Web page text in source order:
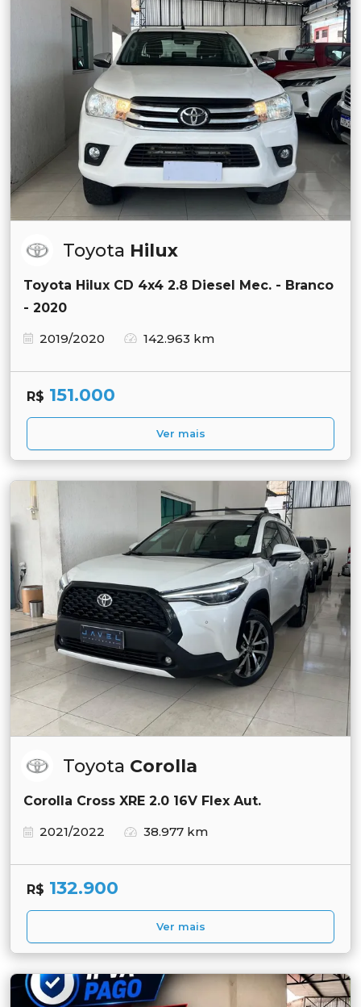
Toyota Hilux
Toyota Hilux CD 4x4 2.8 Diesel Mec. - Branco
- 2020
2019/2020
142.963 km
R$ 151.000
Ver mais
Toyota Corolla
Corolla Cross XRE 2.0 16V Flex Aut.
2021/2022
38.977 km
R$ 132.900
Ver mais